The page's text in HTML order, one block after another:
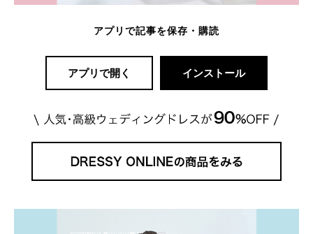
アプリで記事を保存・購読
アプリで開く インストール